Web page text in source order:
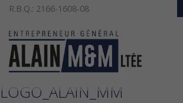
R.B.Q.: 2166-1608-08
LOGO_ALAIN_MM